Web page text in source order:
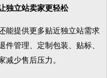
立站卖家更轻松
提供更多贴近独立站需求
件管理、定制包装、贴标、
减少售后压力。